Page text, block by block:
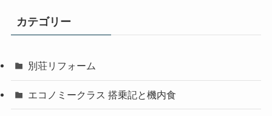
カテゴリー
別荘リフォーム
エコノミークラス 搭乗記と機内食